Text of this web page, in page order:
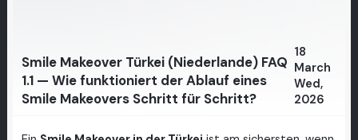
Smile Makeover Türkei (Niederlande) FAQ
1.1 — Wie funktioniert der Ablauf eines
Smile Makeovers Schritt für Schritt?
18
March
Wed,
2026